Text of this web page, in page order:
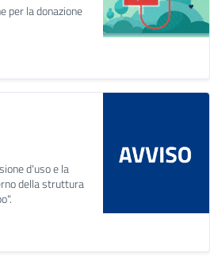
per la donazione
d'uso e la
della struttura